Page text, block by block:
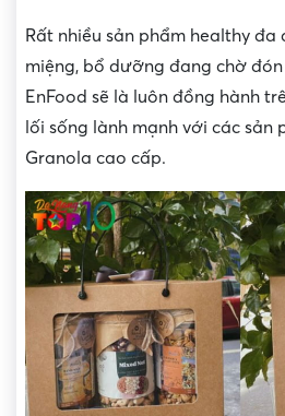
Rất nhiều sản phẩm healthy
miệng, bổ dưỡng đang chờ
EnFood sẽ là luôn đồng hành
lối sống lành mạnh với các sản
Granola cao cấp.